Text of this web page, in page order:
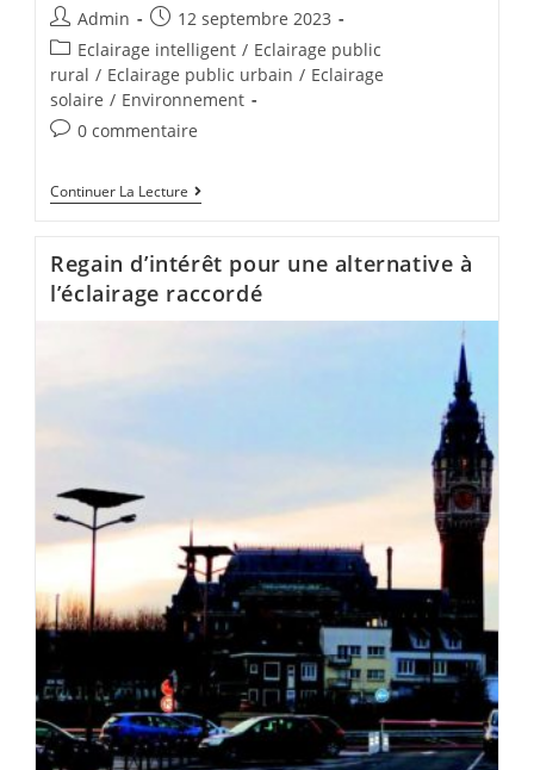
Admin
12 septembre 2023
Eclairage intelligent / Eclairage public
rural / Eclairage public urbain / Eclairage
solaire / Environnement
0 commentaire
Continuer La Lecture
Regain d’intérêt pour une alternative à
l’éclairage raccordé